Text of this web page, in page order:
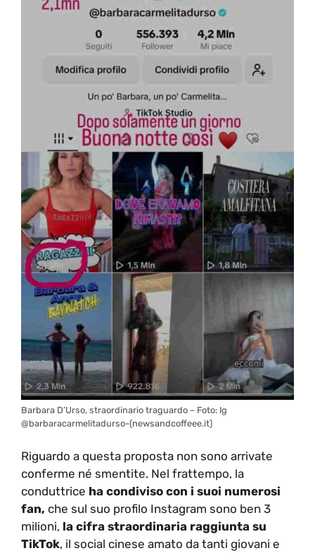
Barbara D’Urso, straordinario traguardo – Foto: Ig
@barbaracarmelitadurso-(newsandcoffeee.it)
Riguardo a questa proposta non sono arrivate
conferme né smentite. Nel frattempo, la
conduttrice ha condiviso con i suoi numerosi
fan, che sul suo profilo Instagram sono ben 3
milioni, la cifra straordinaria raggiunta su
TikTok, il social cinese amato da tanti giovani e